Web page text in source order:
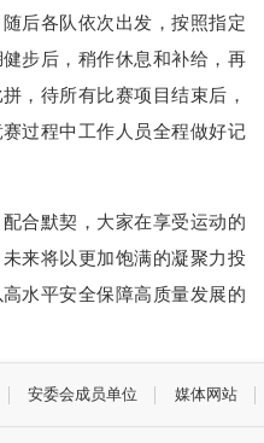
后各队依次出发，按照指定
步后，稍作休息和补给，再
，待所有比赛项目结束后，
过程中工作人员全程做好记
默契，大家在享受运动的
来将以更加饱满的凝聚力投
水平安全保障高质量发展的
安委会成员单位 媒体网站